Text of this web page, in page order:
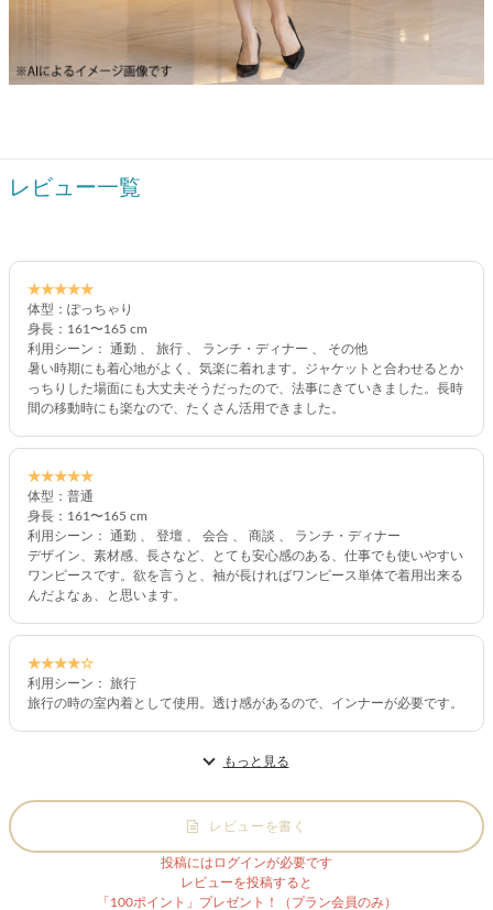
レビュー一覧
★★★★★
体型：ぽっちゃり
身長：161〜165 cm
利用シーン： 通勤 、 旅行 、 ランチ・ディナー 、 その他
暑い時期にも着心地がよく、気楽に着れます。ジャケットと合わせるとか
っちりした場面にも大丈夫そうだったので、法事にきていきました。長時
間の移動時にも楽なので、たくさん活用できました。
★★★★★
体型：普通
身長：161〜165 cm
利用シーン： 通勤 、 登壇 、 会合 、 商談 、 ランチ・ディナー
デザイン、素材感、長さなど、とても安心感のある、仕事でも使いやすい
ワンピースです。欲を言うと、袖が長ければワンピース単体で着用出来る
んだよなぁ、と思います。
★★★★☆
利用シーン： 旅行
旅行の時の室内着として使用。透け感があるので、インナーが必要です。
もっと見る
レビューを書く
投稿にはログインが必要です
レビューを投稿すると
「100ポイント」プレゼント！（プラン会員のみ）